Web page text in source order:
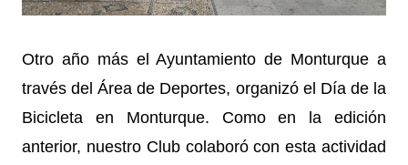
Otro año más el Ayuntamiento de Monturque a
través del Área de Deportes, organizó el Día de la
Bicicleta en Monturque. Como en la edición
anterior, nuestro Club colaboró con esta actividad